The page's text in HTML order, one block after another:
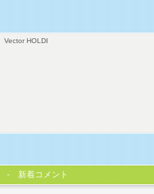
Vector HOLDI
新着コメント